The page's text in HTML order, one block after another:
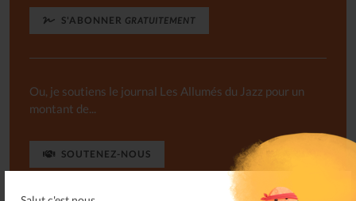
S'ABONNER GRATUITEMENT
Ou, je soutiens le journal Les Allumés du Jazz pour un
montant de...
SOUTENEZ-NOUS